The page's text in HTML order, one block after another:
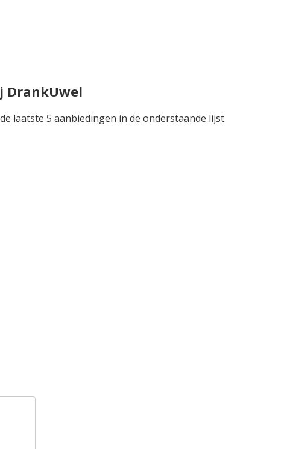
DrankUwel
laatste 5 aanbiedingen in de onderstaande lijst.